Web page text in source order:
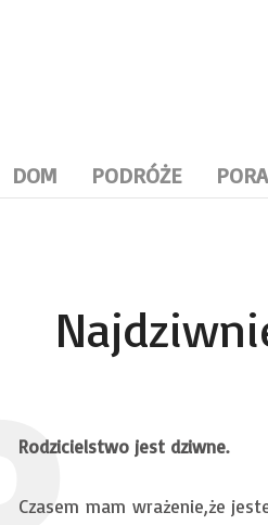
DOM PODRÓŻE
Rodzicielstwo jest dziwne.
Czasem mam wrażenie,że